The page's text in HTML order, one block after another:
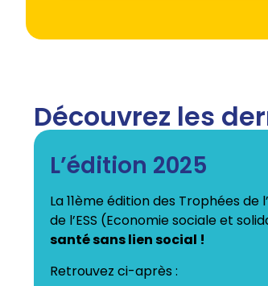
Découvrez les
L’édition 2025
La 11ème édition des Trophées
de l’ESS (Economie sociale et
santé sans lien social !
Retrouvez ci-après :